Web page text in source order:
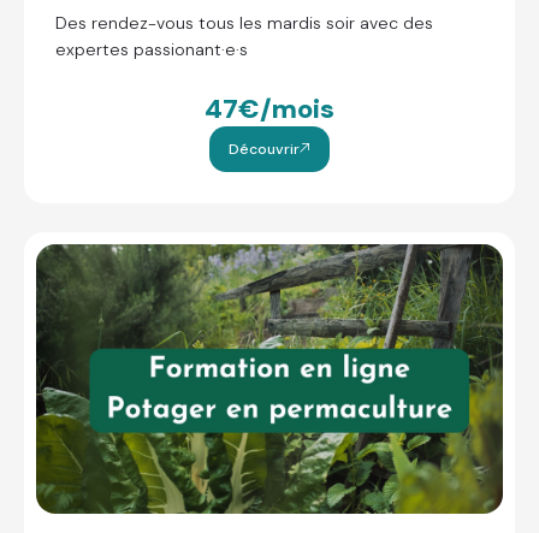
Des rendez-vous tous les mardis soir avec des
expertes passionant·e·s
47€/mois
Découvrir